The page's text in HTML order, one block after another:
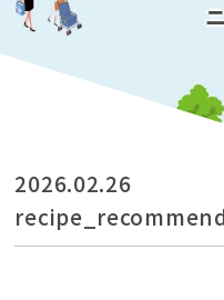
2026.02.26